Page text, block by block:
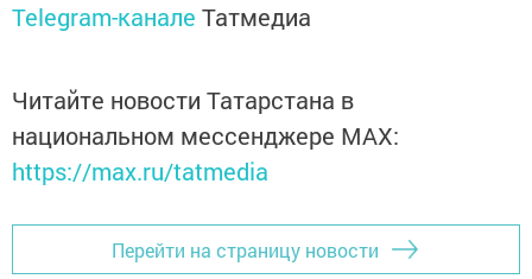
Telegram-канале Татмедиа
Читайте новости Татарстана в
национальном мессенджере MАХ:
https://max.ru/tatmedia
Перейти на страницу новости